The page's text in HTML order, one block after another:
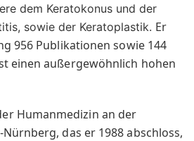
dem Keratokonus und der
sowie der Keratoplastik. Er
956 Publikationen sowie 144
einen außergewöhnlich hohen
Humanmedizin an der
das er 1988 abschloss,